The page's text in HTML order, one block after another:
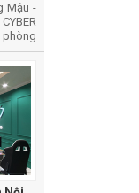
Mậu -
đấu